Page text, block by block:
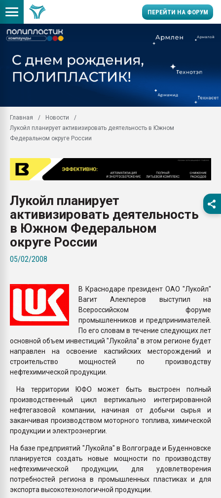
ПЕРЕЙТИ НА ФОРУМ
пластмасс
ситуацией на
Продам отходы
поликарбоната и АБС-
Armaloy PC/ABS-1IM
26.07.2022 "Сибирский
Профильная
покупка, обмен
Главная
Новости
Лукойл планирует активизировать деятельность в Южном
Федеральном округе России
Лукойл планирует
активизировать деятельность
в Южном Федеральном
округе России
05/02/2008
В Краснодаре президент ОАО "Лукойл"
Вагит Алекперов выступил на
Всероссийском форуме
промышленников и предпринимателей.
По его словам в течение следующих лет
основной объем инвестиций "Лукойла" в этом регионе будет
направлен на освоение каспийских месторождений и
строительство мощностей по производству
нефтехимической продукции.
На территории ЮФО может быть выстроен полный
производственный цикл вертикально интегрированной
нефтегазовой компании, начиная от добычи сырья и
заканчивая производством моторного топлива, химической
продукции и электроэнергии.
На базе предприятий "Лукойла" в Волгограде и Буденновске
планируется создать новые мощности по производству
нефтехимической продукции, для удовлетворения
потребностей региона в промышленных пластиках и для
экспорта высокотехнологичной продукции.